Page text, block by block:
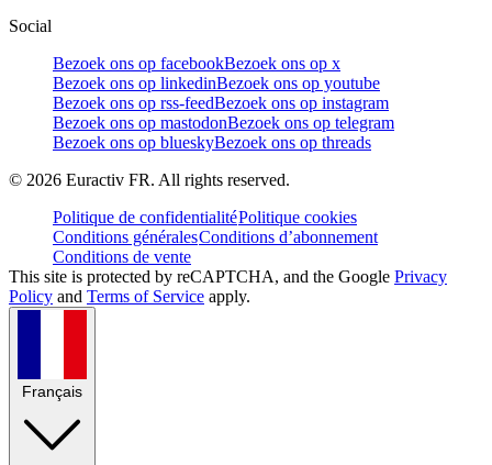
Social
Bezoek ons op facebookBezoek ons op x
Bezoek ons op linkedinBezoek ons op youtube
Bezoek ons op rss-feedBezoek ons op instagram
Bezoek ons op mastodonBezoek ons op telegram
Bezoek ons op blueskyBezoek ons op threads
© 2026 Euractiv FR. All rights reserved.
Politique de confidentialitéPolitique cookies
Conditions généralesConditions d’abonnement
Conditions de vente
This site is protected by reCAPTCHA, and the Google Privacy
Policy and Terms of Service apply.
Français